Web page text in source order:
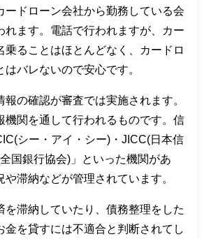
ードローン会社から勤務している会
れます。電話で行われますが、カー
乗ることはほとんどなく、カードロ
バレないので安心です。
報の確認が審査では実施されます。
機関を通して行われるものです。信
シー・アイ・シー)・JICC(日本信
国銀行協会)」といった機関があ
や滞納などが管理されています。
を滞納していたり、債務整理をした
金を貸すには不適合と判断されてし